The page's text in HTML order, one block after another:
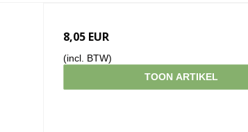
8,05 EUR
(incl. BTW)
TOON ARTIKEL